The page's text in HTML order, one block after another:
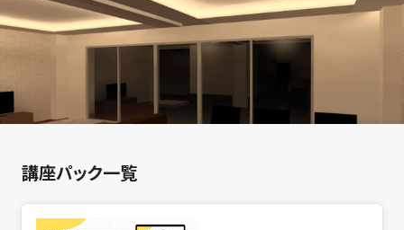
講座パック一覧